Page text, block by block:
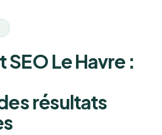
Le Havre :
résultats